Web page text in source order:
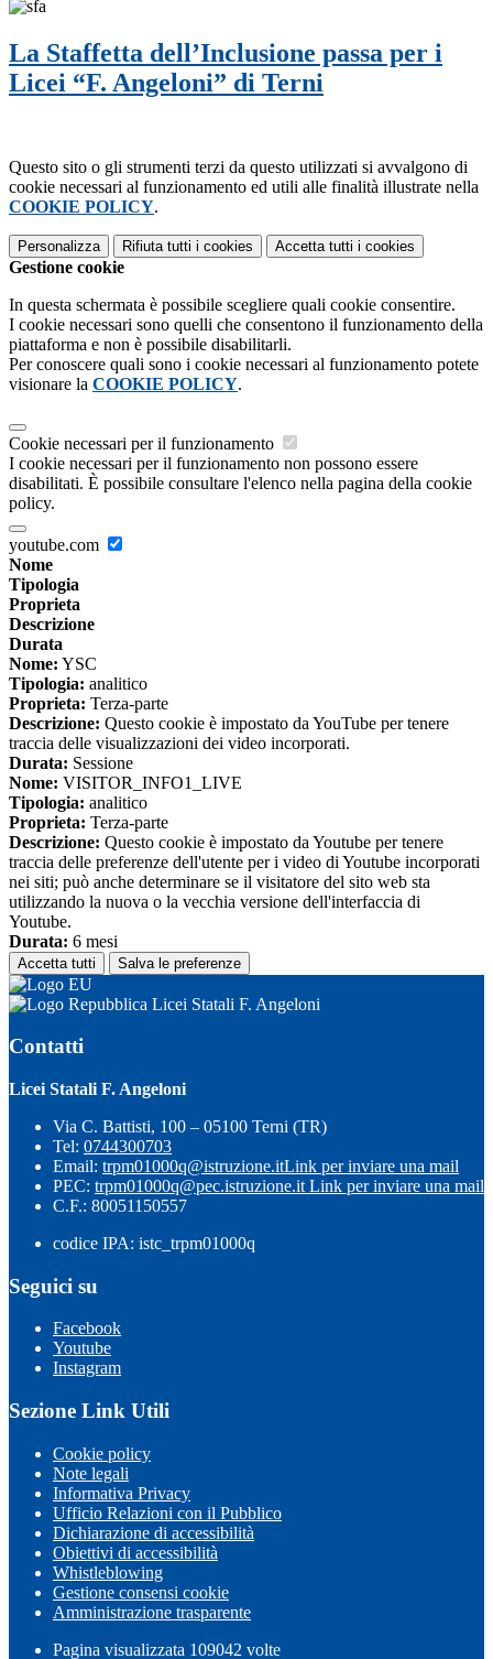
La Staffetta dell’Inclusione passa per i
Licei “F. Angeloni” di Terni
Questo sito o gli strumenti terzi da questo utilizzati si avvalgono di
cookie necessari al funzionamento ed utili alle finalità illustrate nella
COOKIE POLICY.
Personalizza Rifiuta tutti i cookies Accetta tutti i cookies
Gestione cookie
In questa schermata è possibile scegliere quali cookie consentire.
I cookie necessari sono quelli che consentono il funzionamento della
piattaforma e non è possibile disabilitarli.
Per conoscere quali sono i cookie necessari al funzionamento potete
visionare la COOKIE POLICY.
Cookie necessari per il funzionamento
I cookie necessari per il funzionamento non possono essere
disabilitati. È possibile consultare l'elenco nella pagina della cookie
policy.
youtube.com
Nome
Tipologia
Proprieta
Descrizione
Durata
Nome: YSC
Tipologia: analitico
Proprieta: Terza-parte
Descrizione: Questo cookie è impostato da YouTube per tenere
traccia delle visualizzazioni dei video incorporati.
Durata: Sessione
Nome: VISITOR_INFO1_LIVE
Tipologia: analitico
Proprieta: Terza-parte
Descrizione: Questo cookie è impostato da Youtube per tenere
traccia delle preferenze dell'utente per i video di Youtube incorporati
nei siti; può anche determinare se il visitatore del sito web sta
utilizzando la nuova o la vecchia versione dell'interfaccia di
Youtube.
Durata: 6 mesi
Accetta tutti Salva le preferenze
Licei Statali F. Angeloni
Contatti
Licei Statali F. Angeloni
Via C. Battisti, 100 – 05100 Terni (TR)
Tel: 0744300703
Email: trpm01000q@istruzione.itLink per inviare una mail
PEC: trpm01000q@pec.istruzione.it Link per inviare una mail
C.F.: 80051150557
codice IPA: istc_trpm01000q
Seguici su
Facebook
Youtube
Instagram
Sezione Link Utili
Cookie policy
Note legali
Informativa Privacy
Ufficio Relazioni con il Pubblico
Dichiarazione di accessibilità
Obiettivi di accessibilità
Whistleblowing
Gestione consensi cookie
Amministrazione trasparente
Pagina visualizzata 109042 volte